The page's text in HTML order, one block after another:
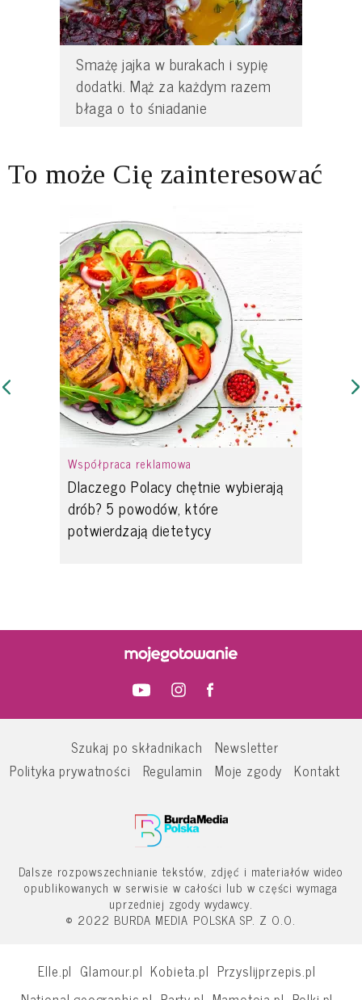
Smażę jajka w burakach i sypię
dodatki. Mąż za każdym razem
błaga o to śniadanie
To może Cię zainteresować
Współpraca reklamowa
Dlaczego Polacy chętnie wybierają
drób? 5 powodów, które
potwierdzają dietetycy
Szukaj po składnikach
Newsletter
Polityka prywatności
Regulamin Moje zgody Kontakt
Dalsze rozpowszechnianie tekstów, zdjęć i materiałów wideo
opublikowanych w serwisie w całości lub w części wymaga
uprzedniej zgody wydawcy.
© 2022 BURDA MEDIA POLSKA SP. Z O.O.
Elle.pl Glamour.pl Kobieta.pl Przyslijprzepis.pl